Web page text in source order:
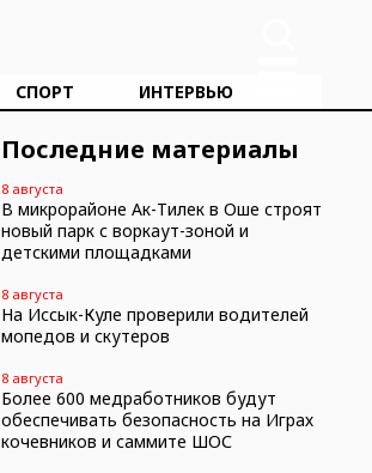
СПОРТ ИНТЕРВЬЮ
Последние материалы
8 августа
В микрорайоне Ак-Тилек в Оше строят
новый парк с воркаут-зоной и
детскими площадками
8 августа
На Иссык-Куле проверили водителей
мопедов и скутеров
8 августа
Более 600 медработников будут
обеспечивать безопасность на Играх
кочевников и саммите ШОС